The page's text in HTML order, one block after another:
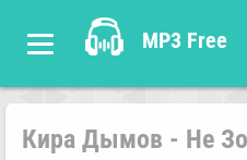
MP3 Free
Кира Дымов - Не